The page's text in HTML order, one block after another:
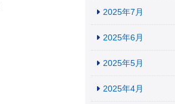
2025年7月
2025年6月
2025年5月
2025年4月